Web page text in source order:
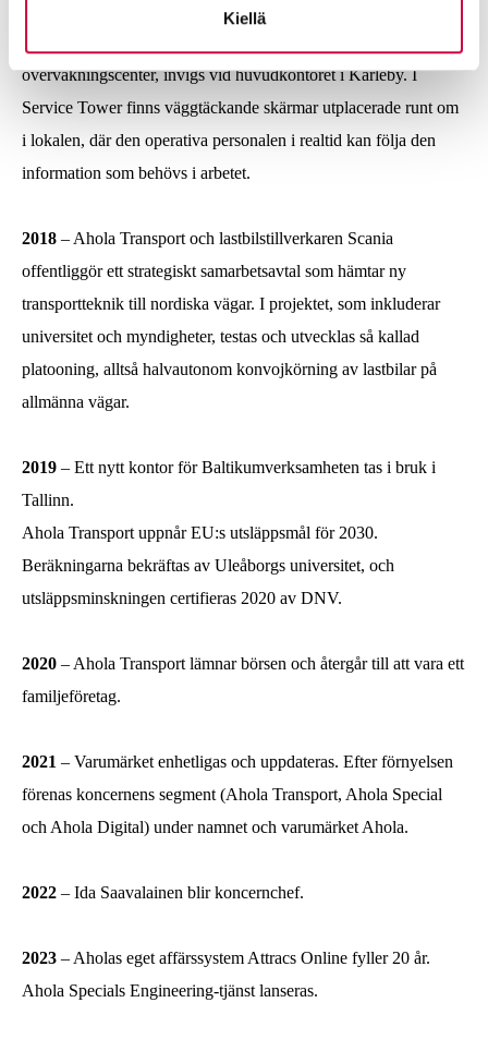
Kiellä
övervakningscenter, invigs vid huvudkontoret i Karleby. I
Service Tower finns väggtäckande skärmar utplacerade runt om
i lokalen, där den operativa personalen i realtid kan följa den
information som behövs i arbetet.
2018 – Ahola Transport och lastbilstillverkaren Scania
offentliggör ett strategiskt samarbetsavtal som hämtar ny
transportteknik till nordiska vägar. I projektet, som inkluderar
universitet och myndigheter, testas och utvecklas så kallad
platooning, alltså halvautonom konvojkörning av lastbilar på
allmänna vägar.
2019 – Ett nytt kontor för Baltikumverksamheten tas i bruk i
Tallinn.
Ahola Transport uppnår EU:s utsläppsmål för 2030.
Beräkningarna bekräftas av Uleåborgs universitet, och
utsläppsminskningen certifieras 2020 av DNV.
2020 – Ahola Transport lämnar börsen och återgår till att vara ett
familjeföretag.
2021 – Varumärket enhetligas och uppdateras. Efter förnyelsen
förenas koncernens segment (Ahola Transport, Ahola Special
och Ahola Digital) under namnet och varumärket Ahola.
2022 – Ida Saavalainen blir koncernchef.
2023 – Aholas eget affärssystem Attracs Online fyller 20 år.
Ahola Specials Engineering-tjänst lanseras.